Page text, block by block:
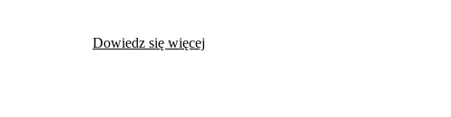
Dowiedz się więcej